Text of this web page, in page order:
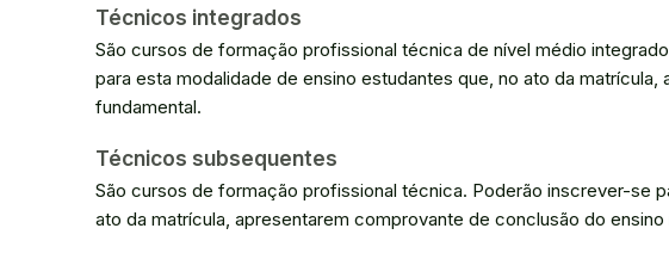
Técnicos integrados
São cursos de formação profissional técnica de nível médio
para esta modalidade de ensino estudantes que, no ato da
fundamental.
Técnicos subsequentes
São cursos de formação profissional técnica. Poderão inscrever-se
ato da matrícula, apresentarem comprovante de conclusão do ensino